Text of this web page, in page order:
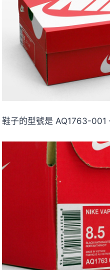
鞋子的型號是 AQ1763-001